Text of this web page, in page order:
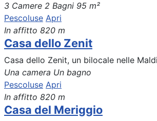
3 Camere 2 Bagni 95 m²
Pescoluse Apri
In affitto 820 m
Casa dello Zenit
Casa dello Zenit, un bilocale nelle
Una camera Un bagno
Pescoluse Apri
In affitto 820 m
Casa del Meriggio